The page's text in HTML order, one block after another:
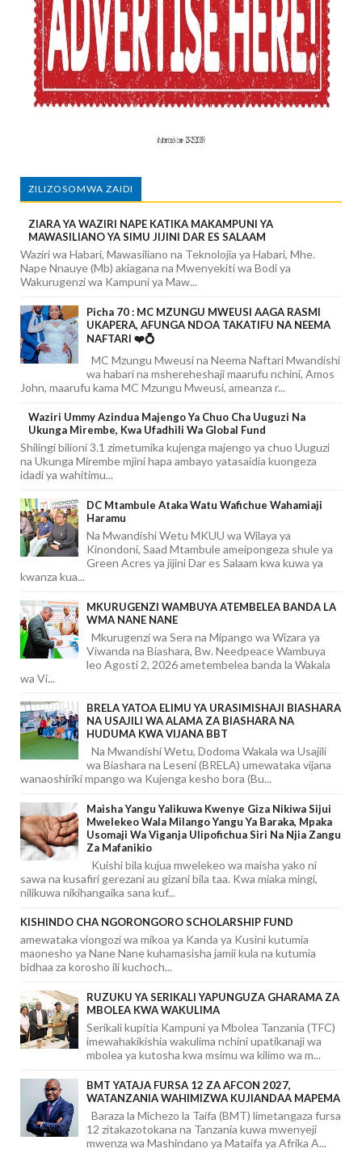
ZILIZOSOMWA ZAIDI
ZIARA YA WAZIRI NAPE KATIKA MAKAMPUNI YA
MAWASILIANO YA SIMU JIJINI DAR ES SALAAM
Waziri wa Habari, Mawasiliano na Teknolojia ya Habari, Mhe.
Nape Nnauye (Mb) akiagana na Mwenyekiti wa Bodi ya
Wakurugenzi wa Kampuni ya Maw...
Picha 70 : MC MZUNGU MWEUSI AAGA RASMI
UKAPERA, AFUNGA NDOA TAKATIFU NA NEEMA
NAFTARI ❤️💍
MC Mzungu Mweusi na Neema Naftari Mwandishi
wa habari na mshereheshaji maarufu nchini, Amos
John, maarufu kama MC Mzungu Mweusi, ameanza r...
Waziri Ummy Azindua Majengo Ya Chuo Cha Uuguzi Na
Ukunga Mirembe, Kwa Ufadhili Wa Global Fund
Shilingi bilioni 3.1 zimetumika kujenga majengo ya chuo Uuguzi
na Ukunga Mirembe mjini hapa ambayo yatasaidia kuongeza
idadi ya wahitimu...
DC Mtambule Ataka Watu Wafichue Wahamiaji
Haramu
Na Mwandishi Wetu MKUU wa Wilaya ya
Kinondoni, Saad Mtambule ameipongeza shule ya
Green Acres ya jijini Dar es Salaam kwa kuwa ya
kwanza kua...
MKURUGENZI WAMBUYA ATEMBELEA BANDA LA
WMA NANE NANE
Mkurugenzi wa Sera na Mipango wa Wizara ya
Viwanda na Biashara, Bw. Needpeace Wambuya
leo Agosti 2, 2026 ametembelea banda la Wakala
wa Vi...
BRELA YATOA ELIMU YA URASIMISHAJI BIASHARA
NA USAJILI WA ALAMA ZA BIASHARA NA
HUDUMA KWA VIJANA BBT
Na Mwandishi Wetu, Dodoma Wakala wa Usajili
wa Biashara na Leseni (BRELA) umewataka vijana
wanaoshiriki mpango wa Kujenga kesho bora (Bu...
Maisha Yangu Yalikuwa Kwenye Giza Nikiwa Sijui
Mwelekeo Wala Milango Yangu Ya Baraka, Mpaka
Usomaji Wa Viganja Ulipofichua Siri Na Njia Zangu
Za Mafanikio
Kuishi bila kujua mwelekeo wa maisha yako ni
sawa na kusafiri gerezani au gizani bila taa. Kwa miaka mingi,
nilikuwa nikihangaika sana kuf...
KISHINDO CHA NGORONGORO SCHOLARSHIP FUND
amewataka viongozi wa mikoa ya Kanda ya Kusini kutumia
maonesho ya Nane Nane kuhamasisha jamii kula na kutumia
bidhaa za korosho ili kuchoch...
RUZUKU YA SERIKALI YAPUNGUZA GHARAMA ZA
MBOLEA KWA WAKULIMA
Serikali kupitia Kampuni ya Mbolea Tanzania (TFC)
imewahakikishia wakulima nchini upatikanaji wa
mbolea ya kutosha kwa msimu wa kilimo wa m...
BMT YATAJA FURSA 12 ZA AFCON 2027,
WATANZANIA WAHIMIZWA KUJIANDAA MAPEMA
Baraza la Michezo la Taifa (BMT) limetangaza fursa
12 zitakazotokana na Tanzania kuwa mwenyeji
mwenza wa Mashindano ya Mataifa ya Afrika A...